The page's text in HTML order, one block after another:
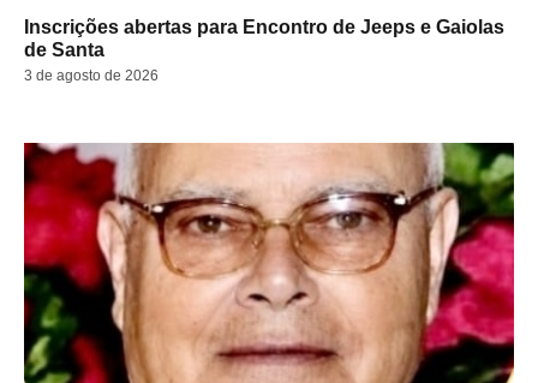
Inscrições abertas para Encontro de Jeeps e Gaiolas
de Santa
3 de agosto de 2026